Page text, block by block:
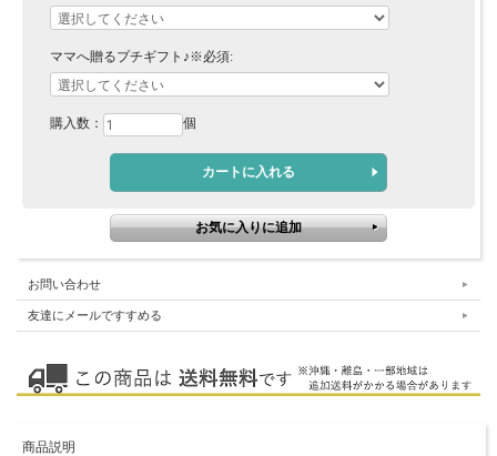
ママへ贈るプチギフト♪※必須:
購入数： 個
お問い合わせ
友達にメールですすめる
商品説明